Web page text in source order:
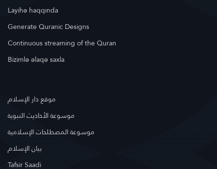
Layihə haqqında
Generate Quranic Designs
Continuous streaming of the Quran
Bizimlə əlaqə saxla
موقع دار الإسلام
موسوعة الأحاديث النبوية
موسوعة المصطلحات الإسلامية
بيان الإسلام
Tafsir Saadi